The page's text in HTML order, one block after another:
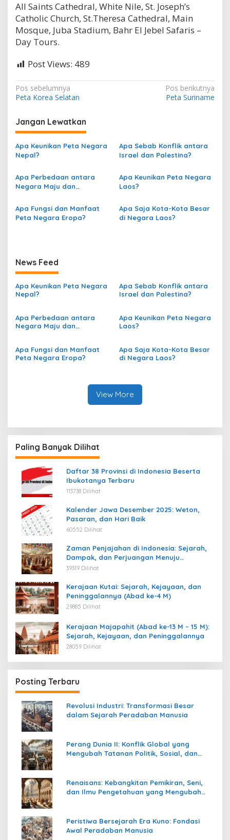
All Saints Cathedral, White Nile, St. Joseph’s
Catholic Church, St.Theresa Cathedral, Main
Mosque, Juba Stadium, Bahr El Jebel Safaris –
Day Tours.
Post Views: 489
N
a
v
i
g
a
s
i
p
o
Pos sebelumnya
Peta Korea Selatan
Pos berikutnya
Peta Suriname
Jangan Lewatkan
Apa Keunikan Peta Negara
Nepal?
Apa Sebab Konflik antara
Israel dan Palestina?
Apa Perbedaan antara
Negara Maju dan
Peta?
Apa Keunikan Peta Negara
Laos?
Apa Fungsi dan Manfaat
Peta Negara Eropa?
Apa Saja Kota-Kota Besar
di Negara Laos?
News Feed
Apa Keunikan Peta Negara
Nepal?
Apa Sebab Konflik antara
Israel dan Palestina?
Apa Perbedaan antara
Negara Maju dan
Apa Keunikan Peta Negara
Laos?
Apa Fungsi dan Manfaat
Peta Negara Eropa?
Apa Saja Kota-Kota Besar
di Negara Laos?
View More
Paling Banyak Dilihat
Daftar 38 Provinsi di Indonesia Beserta
Ibukotanya Terbaru
113738 Dilihat
Kalender Jawa Desember 2025: Weton,
Pasaran, dan Hari Baik
60552 Dilihat
Zaman Penjajahan di Indonesia: Sejarah,
Dampak, dan Perjuangan Menuju
Kemerdekaan
39319 Dilihat
Kerajaan Kutai: Sejarah, Kejayaan, dan
Peninggalannya (Abad ke-4 M)
29885 Dilihat
Kerajaan Majapahit (Abad ke-13 M – 15 M):
Sejarah, Kejayaan, dan Peninggalannya
28059 Dilihat
Posting Terbaru
Revolusi Industri: Transformasi Besar
dalam Sejarah Peradaban Manusia
Perang Dunia II: Konflik Global yang
Mengubah Tatanan Politik, Sosial, dan
Renaisans: Kebangkitan Pemikiran, Seni,
dan Ilmu Pengetahuan yang Mengubah
Peristiwa Bersejarah Era Kuno: Fondasi
Awal Peradaban Manusia